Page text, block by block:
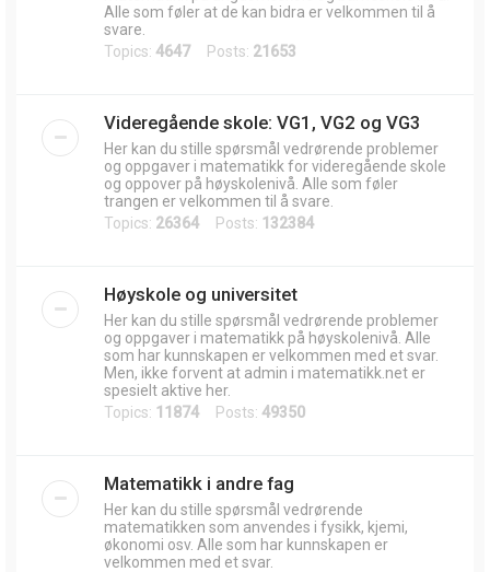
Alle som føler at de kan bidra er velkommen til å
svare.
Topics: 4647Posts: 21653
Videregående skole: VG1, VG2 og VG3
Her kan du stille spørsmål vedrørende problemer
og oppgaver i matematikk for videregående skole
og oppover på høyskolenivå. Alle som føler
trangen er velkommen til å svare.
Topics: 26364 Posts: 132384
Høyskole og universitet
Her kan du stille spørsmål vedrørende problemer
og oppgaver i matematikk på høyskolenivå. Alle
som har kunnskapen er velkommen med et svar.
Men, ikke forvent at admin i matematikk.net er
spesielt aktive her.
Topics: 11874 Posts: 49350
Matematikk i andre fag
Her kan du stille spørsmål vedrørende
matematikken som anvendes i fysikk, kjemi,
økonomi osv. Alle som har kunnskapen er
velkommen med et svar.